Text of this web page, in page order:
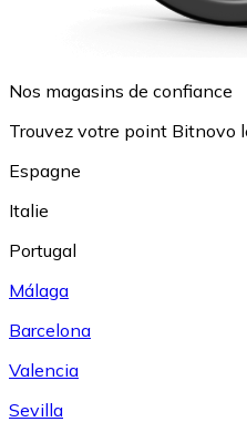
Nos magasins de confiance
Trouvez votre point Bitnovo
Espagne
Italie
Portugal
Málaga
Barcelona
Valencia
Sevilla